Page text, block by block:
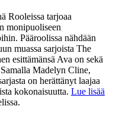
Rooleissa tarjoaa
monipuoliseen
Pääroolissa nähdään
muassa sarjoista The
esittämänsä Ava on sekä
Madelyn Cline,
on herättänyt laajaa
kokonaisuutta. Lue lisää